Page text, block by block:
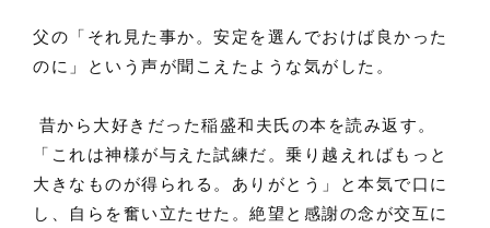
父の「それ見た事か。安定を選んでおけば良かった
のに」という声が聞こえたような気がした。
昔から大好きだった稲盛和夫氏の本を読み返す。
「これは神様が与えた試練だ。乗り越えればもっと
大きなものが得られる。ありがとう」と本気で口に
し、自らを奮い立たせた。絶望と感謝の念が交互に